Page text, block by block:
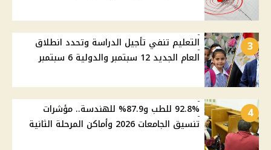
3
التعليم تنفي تأجيل الدراسة وتحدد انطلاق
العام الجديد 12 سبتمبر والدولية 6 سبتمبر
4
92.8% للطب و87.9% للهندسة.. مؤشرات
تنسيق الجامعات 2026 وأماكن المرحلة الثانية